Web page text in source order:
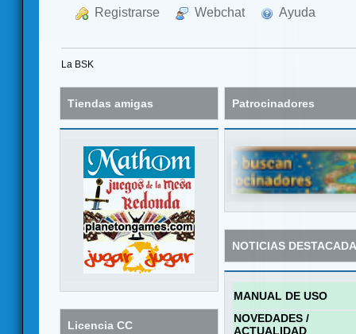
Registrarse Webchat Ayuda
La BSK
Tiendas amigas
Licencia CC
Patrocinadores
NOTICIAS
MANUAL DE USO
NOVEDADES /
ACTUALIDAD